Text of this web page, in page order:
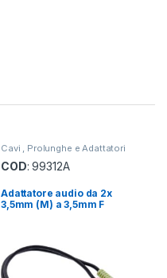
Cavi , Prolunghe e Adattatori
Audio
COD: 99312A
Adattatore audio da 2x
3,5mm (M) a 3,5mm F